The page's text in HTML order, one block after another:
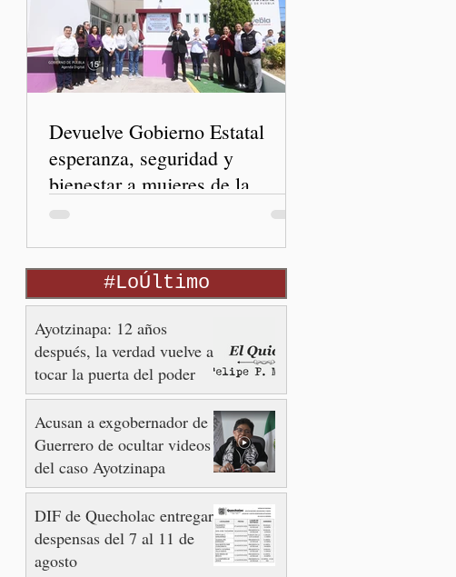
Devuelve Gobierno Estatal
esperanza, seguridad y
bienestar a mujeres de la
periferia urbana
#LoÚltimo
Ayotzinapa: 12 años
después, la verdad vuelve a
tocar la puerta del poder
Acusan a exgobernador de
Guerrero de ocultar videos
del caso Ayotzinapa
DIF de Quecholac entregará
despensas del 7 al 11 de
agosto